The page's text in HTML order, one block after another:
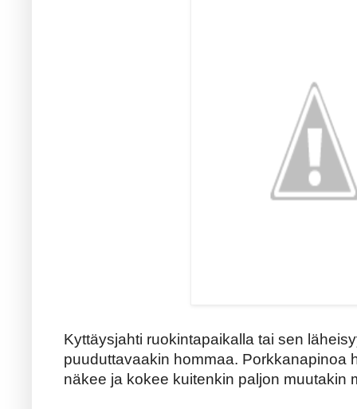
Kyttäysjahti ruokintapaikalla tai sen
puuduttavaakin hommaa. Porkkanapinoa
näkee ja kokee kuitenkin paljon muutakin